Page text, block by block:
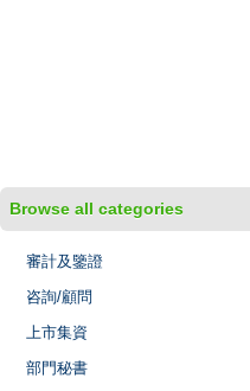
Browse all categories
審計及鑒證
咨詢/顧問
上市集資
部門秘書